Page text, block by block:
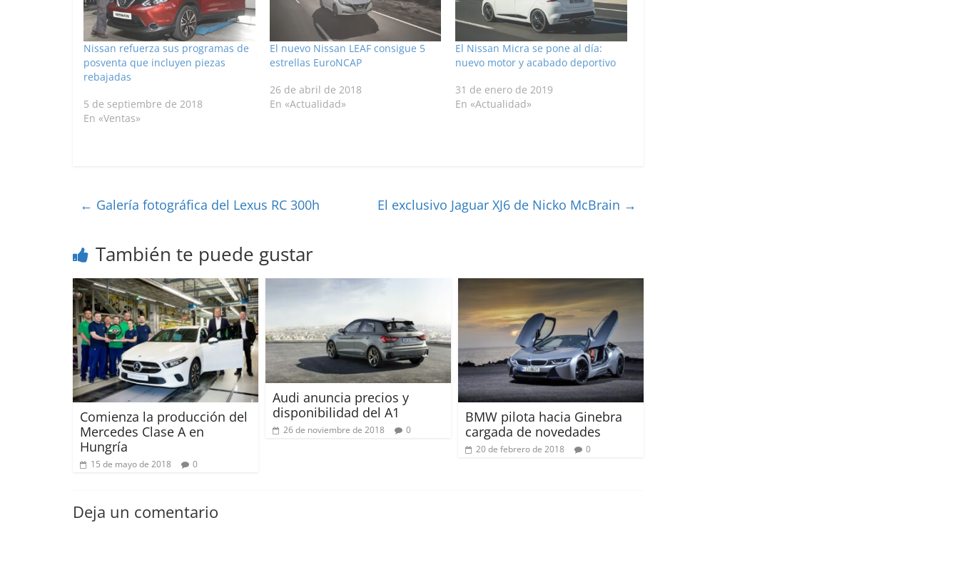
Nissan refuerza sus programas de
posventa que incluyen piezas
rebajadas
5 de septiembre de 2018
En «Ventas»
El nuevo Nissan LEAF consigue 5
estrellas EuroNCAP
26 de abril de 2018
En «Actualidad»
El Nissan Micra se pone al día:
nuevo motor y acabado deportivo
31 de enero de 2019
En «Actualidad»
← Galería fotográfica del Lexus RC 300h El exclusivo Jaguar XJ6 de Nicko McBrain →
También te puede gustar
Comienza la producción del
Mercedes Clase A en
Hungría
15 de mayo de 2018 0
Audi anuncia precios y
disponibilidad del A1
26 de noviembre de 2018 0
BMW pilota hacia Ginebra
cargada de novedades
20 de febrero de 2018 0
Deja un comentario